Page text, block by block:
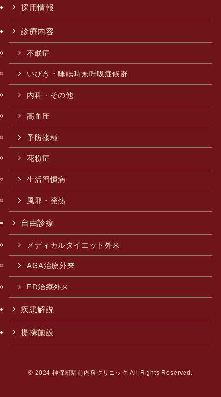
採用情報
診療内容
不眠症
いびき・睡眠時無呼吸症候群
内科・その他
高血圧
予防接種
花粉症
生活習慣病
風邪・発熱
自由診療
メディカルダイエット外来
AGA治療外来
ED治療外来
疾患解説
提携施設
© 2024 神保町駅前内科クリニック All Rights Reserved.